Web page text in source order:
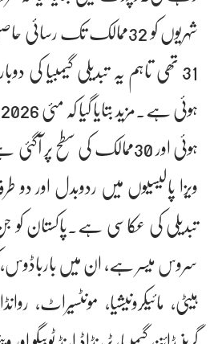
شہریوں کو 32ممالک تک
31 تھی تاہم یہ تبدیلی گیمبیا
ہوئی اور 30ممالک کی سطح
ویزا پالیسیوں میں ردوبدل اور
تبدیلی کی عکاسی ہے۔پاکستان
سروس میسر ہے، ان میں بارباڈوس،
ہیٹی، مائیکرونیشیا، مونٹسیراٹ،